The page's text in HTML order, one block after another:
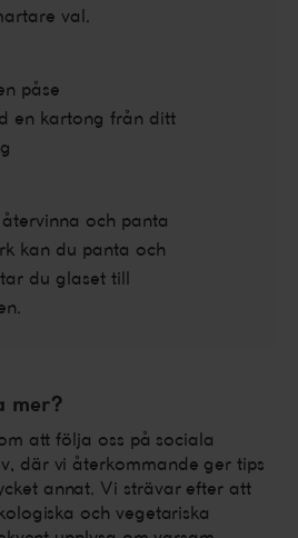
val.
påse
en kartong från ditt
och panta
kan du panta och
du glaset till
mer?
att följa oss på sociala
där vi återkommande ger tips
annat. Vi strävar efter att
och vegetariska